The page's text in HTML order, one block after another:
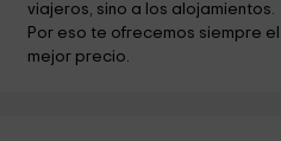
Ermita La Fabariega
Parroquia de Santa María
viajeros, sino a los alojamientos.
Por eso te ofrecemos siempre el
mejor precio.